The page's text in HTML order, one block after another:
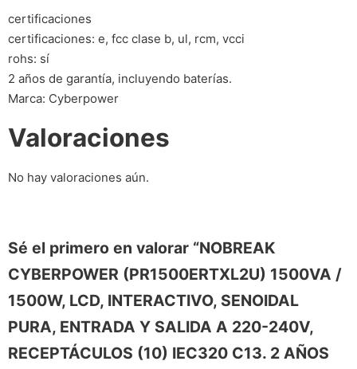
certificaciones
certificaciones: e, fcc clase b, ul, rcm, vcci
rohs: sí
2 años de garantía, incluyendo baterías.
Marca: Cyberpower
Valoraciones
No hay valoraciones aún.
Sé el primero en valorar “NOBREAK
CYBERPOWER (PR1500ERTXL2U) 1500VA /
1500W, LCD, INTERACTIVO, SENOIDAL
PURA, ENTRADA Y SALIDA A 220-240V,
RECEPTÁCULOS (10) IEC320 C13. 2 AÑOS